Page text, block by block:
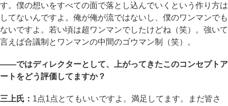
す。僕の想いをすべての面で落とし込んでいくという作り方は
してないんですよ。俺が俺が流ではないし、僕のワンマンでも
ないですよ。若い頃は超ワンマンでしたけどね（笑）。強いて
言えば合議制とワンマンの中間のゴウマン制（笑）。
――ではディレクターとして、上がってきたこのコンセプトア
ートをどう評価してますか？
三上氏： 1点1点とてもいいですよ。満足してます。まだ皆さ